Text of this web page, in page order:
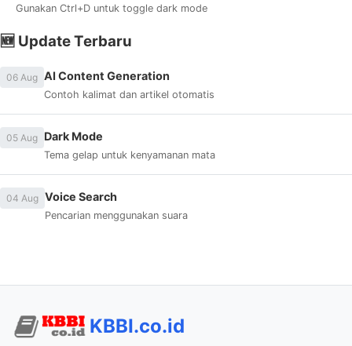
Gunakan Ctrl+D untuk toggle dark mode
🆕 Update Terbaru
06 Aug AI Content Generation
Contoh kalimat dan artikel otomatis
05 Aug Dark Mode
Tema gelap untuk kenyamanan mata
04 Aug Voice Search
Pencarian menggunakan suara
KBBI.co.id